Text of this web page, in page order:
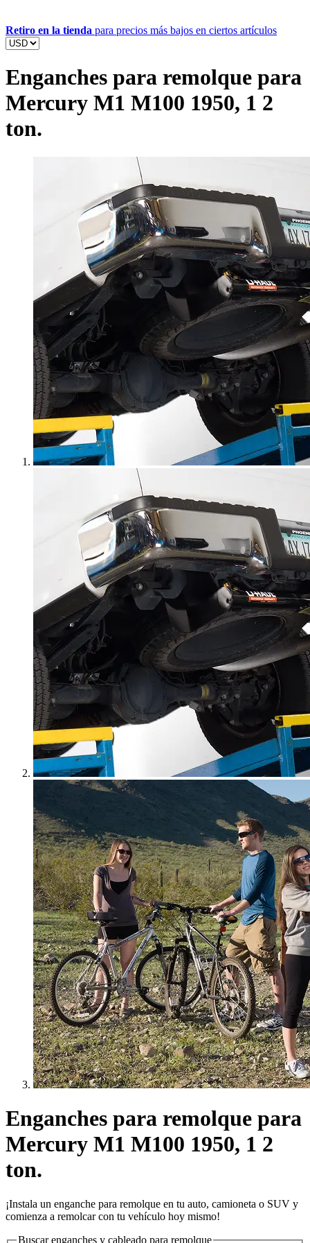
Retiro en la tienda para precios más bajos en ciertos artículos
Enganches para remolque para
Mercury M1 M100 1950, 1 2
ton.
Enganches para remolque para
Mercury M1 M100 1950, 1 2
ton.
¡Instala un enganche para remolque en tu auto, camioneta o SUV y
comienza a remolcar con tu vehículo hoy mismo!
Buscar enganches y cableado para remolque